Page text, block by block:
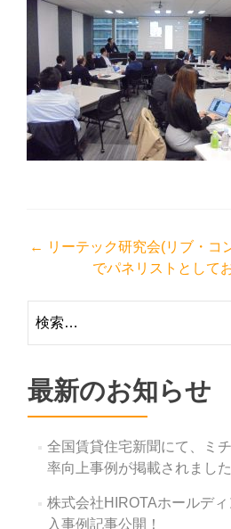
投
ナ
ビ
ー
シ
ョ
ン
← リーテック研究会(リブ・コ
でパネリストとして
索:
最新のお知らせ
全国賃貸住宅新聞にて、ミ
率向上事例が掲載されました
株式会社HIROTAホールデ
入事例記事公開！